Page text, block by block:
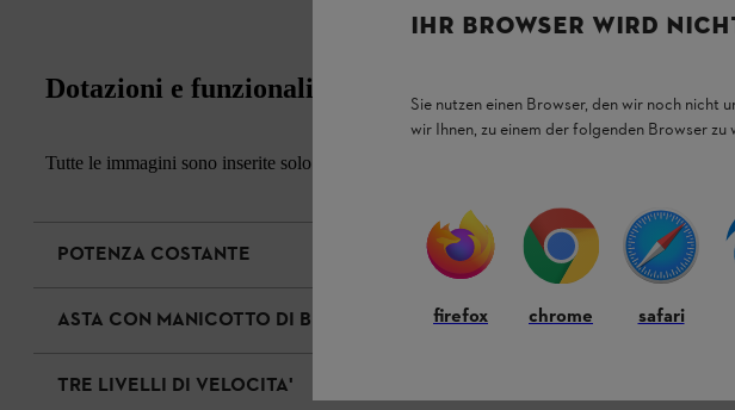
Dotazioni e funzionalità
Tutte le immagini sono inserite solo a scopo illustrativo. A parità di funzionalità, l'aspetto e
POTENZA COSTANTE
ASTA CON MANICOTTO DI BLOCCAGGIO ORIENTABILE
TRE LIVELLI DI VELOCITA'
IHR BROWSER WIRD
Sie nutzen einen Browser, den wir noch nicht
wir Ihnen, zu einem der folgenden Browser zu
firefox chrome safari